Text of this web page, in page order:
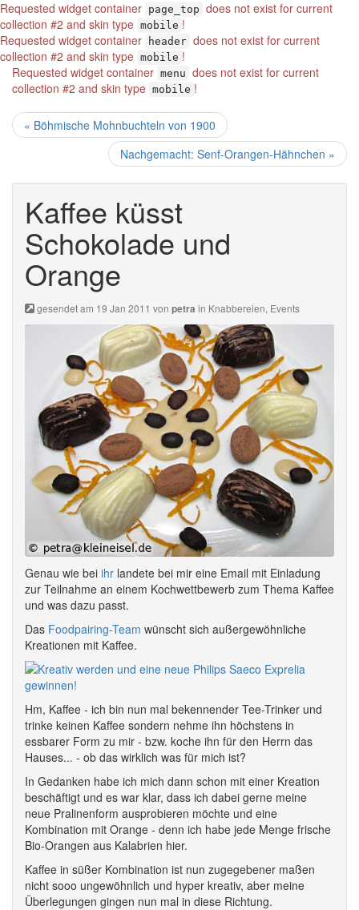
Requested widget container page_top does not exist for current
collection #2 and skin type mobile !
Requested widget container
header does not exist for current
collection #2 and skin type mobile !
Requested widget container menu does not exist for current
collection #2 and skin type mobile !
« Böhmische Mohnbuchteln von 1900
Nachgemacht: Senf-Orangen-Hähnchen »
Kaffee küsst
Schokolade und
Orange
gesendet am 19 Jan 2011 von petra in Knabbereien, Events
Genau wie bei ihr landete bei mir eine Email mit Einladung
zur Teilnahme an einem Kochwettbewerb zum Thema Kaffee
und was dazu passt.
Das Foodpairing-Team wünscht sich außergewöhnliche
Kreationen mit Kaffee.
Hm, Kaffee - ich bin nun mal bekennender Tee-Trinker und
trinke keinen Kaffee sondern nehme ihn höchstens in
essbarer Form zu mir - bzw. koche ihn für den Herrn das
Hauses... - ob das wirklich was für mich ist?
In Gedanken habe ich mich dann schon mit einer Kreation
beschäftigt und es war klar, dass ich dabei gerne meine
neue Pralinenform ausprobieren möchte und eine
Kombination mit Orange - denn ich habe jede Menge frische
Bio-Orangen aus Kalabrien hier.
Kaffee in süßer Kombination ist nun zugegebener maßen
nicht sooo ungewöhnlich und hyper kreativ, aber meine
Überlegungen gingen nun mal in diese Richtung.